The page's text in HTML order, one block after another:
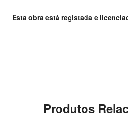
Esta obra está registada e
Produtos